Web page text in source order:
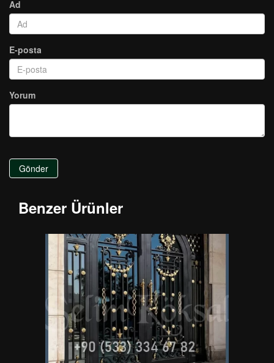
Ad
E-posta
Yorum
Gönder
Benzer Ürünler